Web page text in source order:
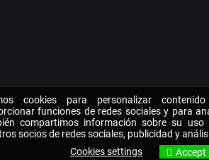
cookies para personalizar
funciones de redes sociales y para
compartimos información sobre su
socios de redes sociales, publicidad y
Cookies settings
Accept